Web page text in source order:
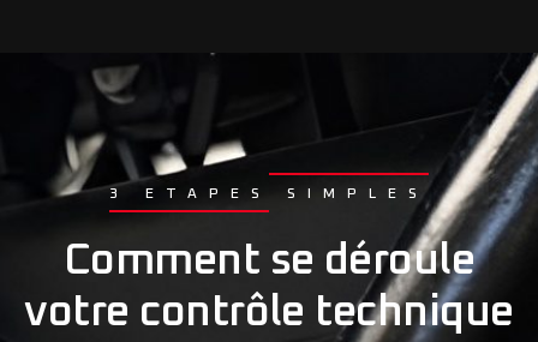
3 ETAPES SIMPLES
Comment se déroule
votre contrôle technique